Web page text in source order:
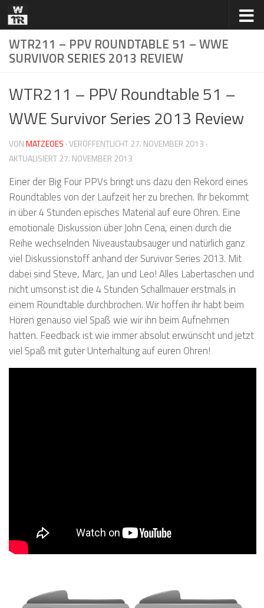
Zum Inhalt springen
WTR211 – PPV ROUNDTABLE 51 – WWE
SURVIVOR SERIES 2013 REVIEW
WTR211 – PPV Roundtable 51 –
WWE Survivor Series 2013 Review
VONMATZEOES · VERÖFFENTLICHT27. NOVEMBER 2013 ·
AKTUALISIERT27. NOVEMBER 2013
Einer der Big Four PPVs bringt uns dazu den Rekord eines
Roundtables von der Laufzeit her zu brechen. Ihr bekommt
in über 4 Stunden episches Material auf eure Ohren. Eine
emotionale Diskussion über John Cena, einen durch die
Reihe wechselnden Niveaustaubsauger und natürlich ganz
viel Diskussionstoff anhand der Survivor Series 2013. Mit
dabei sind Steve, Marc, Jan und Leo! Alles Labertaschen und
nicht umsonst ist die 4 Stunden Schallmauer erstmals in
einem Roundtable durchbrochen. Wir hoffen ihr habt beim
Hören genauso viel Spaß wie wir ihn beim Aufnehmen
hatten. Feedback ist wie immer absolut erwünscht und jetzt
viel Spaß mit guter Unterhaltung auf euren Ohren!